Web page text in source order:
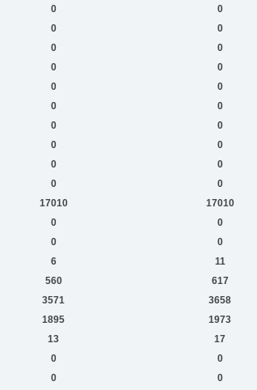
0 0
0 0
0 0
0 0
0 0
0 0
0 0
0 0
0 0
0 0
17010 17010
0 0
0 0
6 11
560 617
3571 3658
1895 1973
13 17
0 0
0 0